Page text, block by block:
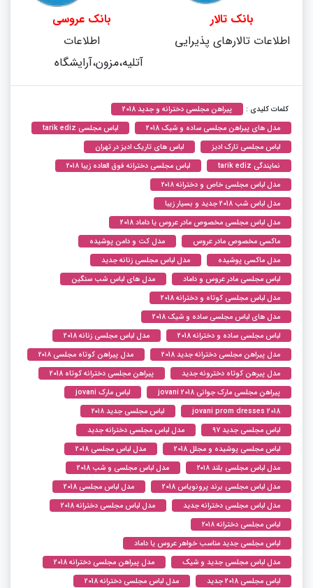
بانک تالار
اطلاعات تالارهای پذیرایی
بانک عروسی
اطلاعات
آتلیه،مزون،آرایشگاه
کلمات کلیدی :
پیراهن مجلسی دخترانه و جدید 2018
مدل های پیراهن مجلسی ساده و شیک 2018
لباس مجلسی tarik ediz
لباس مجلسی تارک ادیز
لباس های تاریک ادیز در تهران
نمایندگی tarik ediz
لباس مجلسی دخترانه فوق العاده زیبا ۲۰۱۸
مدل لباس مجلسی خاص و دخترانه ۲۰۱۸
مدل لباس شب 2018 جدید و بسیار زیبا
مدل لباس مجلسی مخصوص مادر عروس یا داماد 2018
ماکسی مخصوص مادر عروس
مدل کت و دامن پوشیده
مدل ماکسی پوشیده
مدل لباس مجلسی زنانه جدید
لباس مجلسی مادر عروس و داماد
مدل های لباس شب سنگین
مدل لباس مجلسی کوتاه و دخترانه 2018
مدل های لباس مجلسی ساده و شیک 2018
لباس مجلسی ساده و دخترانه 2018
مدل لباس مجلسی زنانه 2018
مدل پیراهن مجلسی دخترانه جدید 2018
مدل پیراهن کوتاه مجلسی ۲۰۱۸
مدل پیرهن کوتاه دخترونه جدید
پیراهن مجلسی دخترانه کوتاه 2018
پیراهن مجلسی مارک جوانی jovani 2018
لباس مارک jovani
jovani prom dresses 2018
لباس مجلسی جدید ۲۰۱۸
لباس مجلسی جدید ۹۷
مدل لباس مجلسی دخترانه جدید
لباس مجلسی پوشیده و مجلل 2018
مدل لباس مجلسی 2018
مدل لباس مجلسی بلند ۲۰۱۸
مدل لباس مجلسی و شب 2018
مدل لباس مجلسی برند پرونویاس 2018
مدل لباس مجلسی 2018
مدل لباس مجلسی دخترانه جدید
مدل لباس مجلسی دخترانه 2018
لباس مجلسی دخترانه ۲۰۱۸
لباس مجلسی جدید مناسب خواهر عروس یا داماد
مدل لباس مجلسی جدید و شیک
مدل پیراهن مجلسی دخترانه 2018
لباس مجلسی 2018 جدید
مدل لباس مجلسی دخترانه 2018